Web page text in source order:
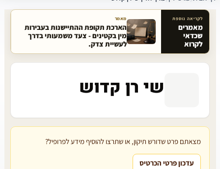
מאמרים קשורים באתר
לקריאה נוספת
מאמרים
שכדאי
לקרוא
מאמר
הארכת תקופת ההתיישנות בעבירות
מין בקטינים - צעד משמעותי בדרך
לעשיית צדק.
שי רן קדוש
מצאתם פרט שדורש תיקון, או שתרצו להוסיף מידע לפרופיל?
עדכון פרטי הכרטיס